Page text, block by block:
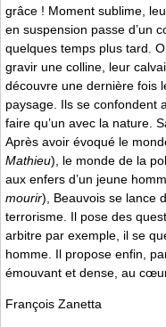
grâce ! Moment sublime,
en suspension passe d’un
quelques temps plus tard.
gravir une colline, leur
découvre une dernière fois
paysage. Ils se confondent
faire qu’un avec la nature.
Après avoir évoqué le
Mathieu), le monde de la
aux enfers d’un jeune
mourir), Beauvois se lance
terrorisme. Il pose des
arbitre par exemple, il se
homme. Il propose enfin,
émouvant et dense, au
François Zanetta